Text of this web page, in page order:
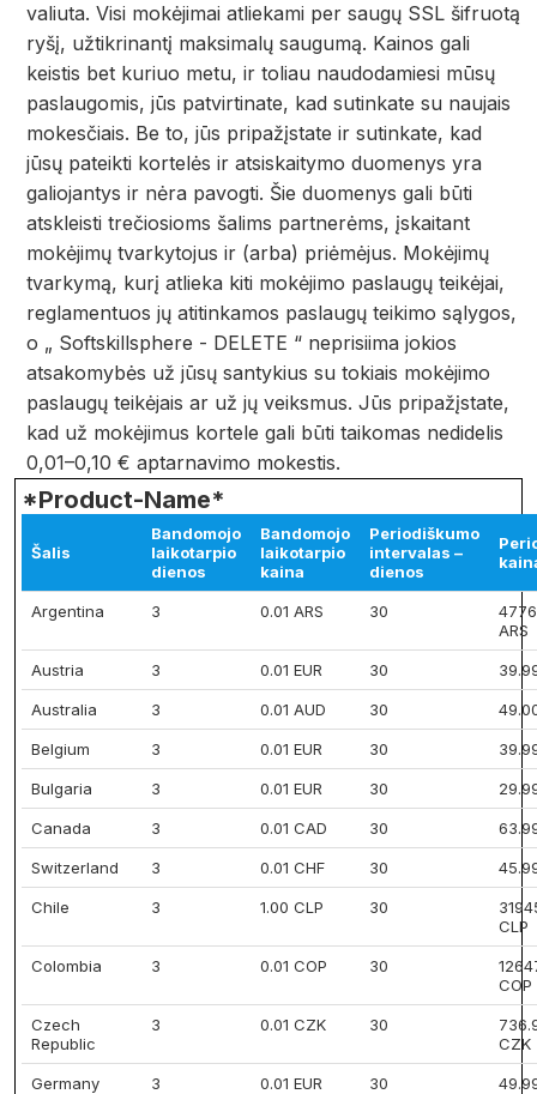
valiuta. Visi mokėjimai atliekami per saugų SSL šifruotą
ryšį, užtikrinantį maksimalų saugumą. Kainos gali
keistis bet kuriuo metu, ir toliau naudodamiesi mūsų
paslaugomis, jūs patvirtinate, kad sutinkate su naujais
mokesčiais. Be to, jūs pripažįstate ir sutinkate, kad
jūsų pateikti kortelės ir atsiskaitymo duomenys yra
galiojantys ir nėra pavogti. Šie duomenys gali būti
atskleisti trečiosioms šalims partnerėms, įskaitant
mokėjimų tvarkytojus ir (arba) priėmėjus. Mokėjimų
tvarkymą, kurį atlieka kiti mokėjimo paslaugų teikėjai,
reglamentuos jų atitinkamos paslaugų teikimo sąlygos,
o „ Softskillsphere - DELETE “ neprisiima jokios
atsakomybės už jūsų santykius su tokiais mokėjimo
paslaugų teikėjais ar už jų veiksmus. Jūs pripažįstate,
kad už mokėjimus kortele gali būti taikomas nedidelis
0,01–0,10 € aptarnavimo mokestis.
*Product-Name*
Šalis
Bandomojo
laikotarpio
dienos
Bandomojo
laikotarpio
kaina
Periodiškumo
intervalas –
dienos
Argentina 3 0.01 ARS 30
ARS
Austria 3 0.01 EUR 30
Australia 3 0.01 AUD 30
Belgium 3 0.01 EUR 30
Bulgaria 3 0.01 EUR 30
Canada 3 0.01 CAD 30
Switzerland 3 0.01 CHF 30
Chile 3 1.00 CLP 30
CLP
Colombia 3 0.01 COP 30
COP
Czech
Republic
3 0.01 CZK 30
CZK
Germany 3 0.01 EUR 30